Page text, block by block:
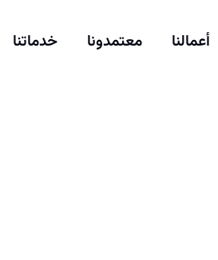
أعمالنا معتمدونا خدماتنا